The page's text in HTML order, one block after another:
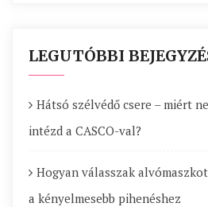
LEGUTÓBBI
Hátsó szélvédő csere – miért
intézd a CASCO-val?
Hogyan válasszak
a kényelmesebb pihenéshez